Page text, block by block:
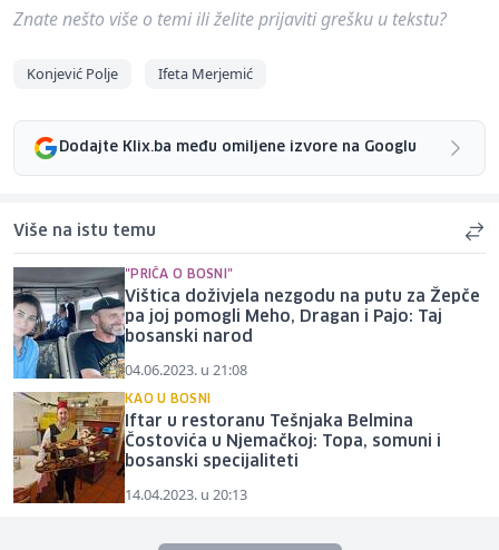
Znate nešto više o temi ili želite prijaviti grešku u tekstu?
Konjević Polje Ifeta Merjemić
Dodajte Klix.ba među omiljene izvore na Googlu
Više na istu temu
"PRIČA O BOSNI"
Vištica doživjela nezgodu na putu za Žepče
pa joj pomogli Meho, Dragan i Pajo: Taj
bosanski narod
04.06.2023. u 21:08
KAO U BOSNI
Iftar u restoranu Tešnjaka Belmina
Čostovića u Njemačkoj: Topa, somuni i
bosanski specijaliteti
14.04.2023. u 20:13